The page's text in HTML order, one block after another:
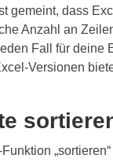
gemeint, dass
Anzahl an
Fall für deine
Versionen